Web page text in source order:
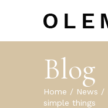
Blog
Home News
simple things